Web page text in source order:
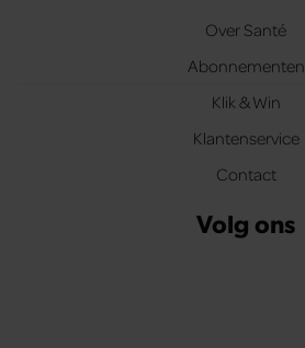
Over Santé
Abonnementen
Klik & Win
Klantenservice
Contact
Volg ons